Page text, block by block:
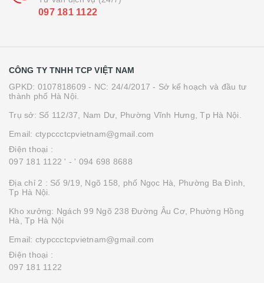
097 181 1122
CÔNG TY TNHH TCP VIỆT NAM
GPKD: 0107818609 - NC: 24/4/2017 - Sở kế hoạch và đầu tư
thành phố Hà Nội.
Trụ sở: Số 112/37, Nam Dư, Phường Vĩnh Hưng, Tp Hà Nội.
Email: ctypccctcpvietnam@gmail.com
Điện thoại :
097 181 1122 ' - ' 094 698 8688
Địa chỉ 2 : Số 9/19, Ngõ 158, phố Ngọc Hà, Phường Ba Đình,
Tp Hà Nội.
Kho xưởng: Ngách 99 Ngõ 238 Đường Âu Cơ, Phường Hồng
Hà, Tp Hà Nội
Email: ctypccctcpvietnam@gmail.com
Điện thoại :
097 181 1122